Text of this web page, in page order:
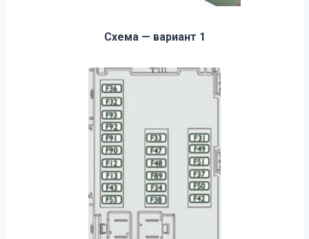
Схема — вариант 1